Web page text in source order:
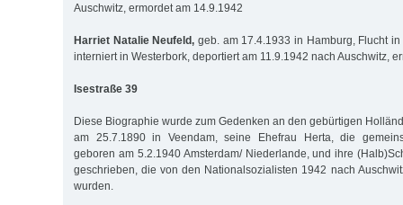
Auschwitz, ermordet am 14.9.1942
Harriet Natalie Neufeld, geb. am 17.4.1933 in Hamburg, Flucht
interniert in Westerbork, deportiert am 11.9.1942 nach Auschwitz,
Isestraße 39
Diese Biographie wurde zum Gedenken an den gebürtigen
am 25.7.1890 in Veendam, seine Ehefrau Herta, die
geboren am 5.2.1940 Amsterdam/ Niederlande, und ihre
geschrieben, die von den Nationalsozialisten 1942 nach
wurden.